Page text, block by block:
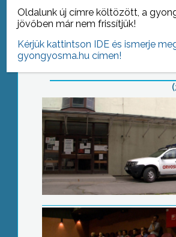
tovább
Székátadó
Dohányzásmentes
Oldalunk új címre költözött, a
jövőben már nem frissítjük!
Kérjük kattintson IDE és ismerje
gyongyosma.hu címen!